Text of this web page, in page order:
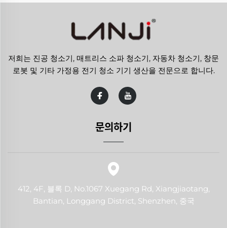
저희는 진공 청소기, 매트리스 소파 청소기, 자동차 청소기, 창문
로봇 및 기타 가정용 전기 청소 기기 생산을 전문으로 합니다.
문의하기
412, 4F, 블록 D, No.1067 Xuegang Rd, Xiangjiaotang,
Bantian, Longgang District, Shenzhen, 중국